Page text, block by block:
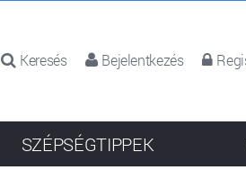
Keresés Bejelentkezés
SZÉPSÉGTIPPEK